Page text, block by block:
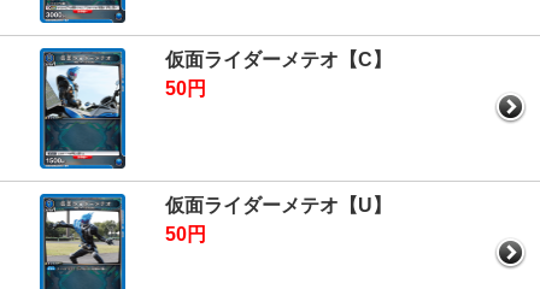
仮面ライダーメテオ【C】
50円
仮面ライダーメテオ【U】
50円